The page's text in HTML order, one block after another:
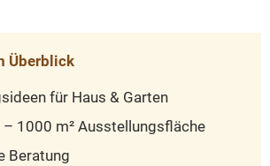
Überblick
für Haus & Garten
1000 m² Ausstellungsfläche
Beratung